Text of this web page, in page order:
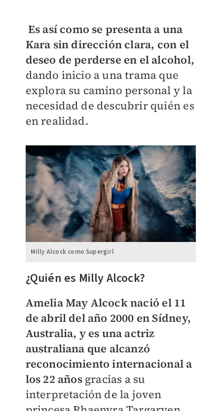
Es así como se presenta a una
Kara sin dirección clara, con el
deseo de perderse en el alcohol,
dando inicio a una trama que
explora su camino personal y la
necesidad de descubrir quién es
en realidad.
Milly Alcock como Supergirl
¿Quién es Milly Alcock?
Amelia May Alcock nació el 11
de abril del año 2000 en Sídney,
Australia, y es una actriz
australiana que alcanzó
reconocimiento internacional a
los 22 añosgracias a su
interpretación de la joven